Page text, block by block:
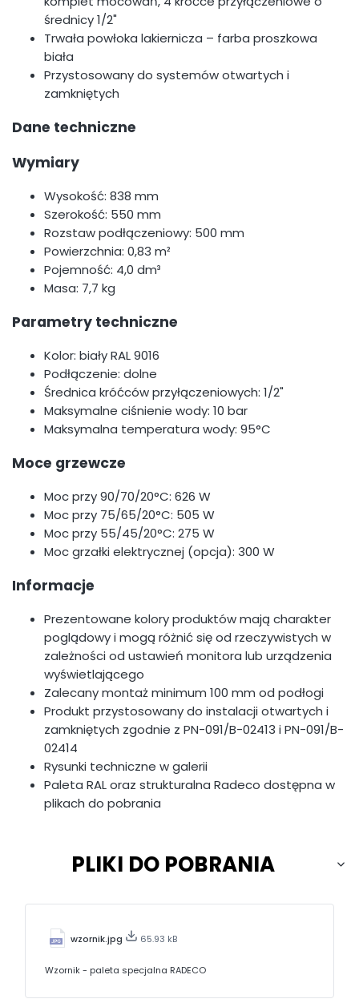
średnicy 1/2"
Trwała powłoka lakiernicza – farba proszkowa
biała
Przystosowany do systemów otwartych i
zamkniętych
Dane techniczne
Wymiary
Wysokość: 838 mm
Szerokość: 550 mm
Rozstaw podłączeniowy: 500 mm
Powierzchnia: 0,83 m²
Pojemność: 4,0 dm³
Masa: 7,7 kg
Parametry techniczne
Kolor: biały RAL 9016
Podłączenie: dolne
Średnica króćców przyłączeniowych: 1/2"
Maksymalne ciśnienie wody: 10 bar
Maksymalna temperatura wody: 95°C
Moce grzewcze
Moc przy 90/70/20°C: 626 W
Moc przy 75/65/20°C: 505 W
Moc przy 55/45/20°C: 275 W
Moc grzałki elektrycznej (opcja): 300 W
Informacje
Prezentowane kolory produktów mają charakter
poglądowy i mogą różnić się od rzeczywistych w
zależności od ustawień monitora lub urządzenia
wyświetlającego
Zalecany montaż minimum 100 mm od podłogi
Produkt przystosowany do instalacji otwartych i
zamkniętych zgodnie z PN-091/B-02413 i PN-091/B-
02414
Rysunki techniczne w galerii
Paleta RAL oraz strukturalna Radeco dostępna w
plikach do pobrania
PLIKI DO POBRANIA
wzornik.jpg 65.93 kB
Wzornik - paleta specjalna RADECO